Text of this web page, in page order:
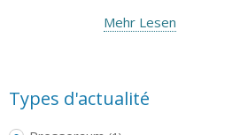
Mehr Lesen
Types d'actualité